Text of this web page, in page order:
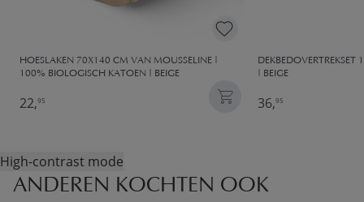
HOESLAKEN 70X140 CM VAN MOUSSELINE |
100% BIOLOGISCH KATOEN | BEIGE
22,95
| BEIGE
36,95
High-contrast mode
ANDEREN KOCHTEN OOK